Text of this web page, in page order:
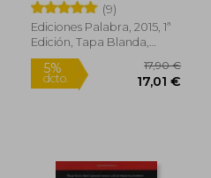
(9)
Ediciones Palabra, 2015, 1ª
Edición, Tapa Blanda,
Nuevo